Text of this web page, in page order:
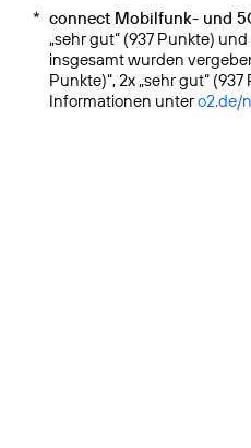
* connect Mobilfunk- und
„sehr gut“ (937 Punkte)
insgesamt wurden
Punkte)“, 2x „sehr gut“
Informationen untero2.de/